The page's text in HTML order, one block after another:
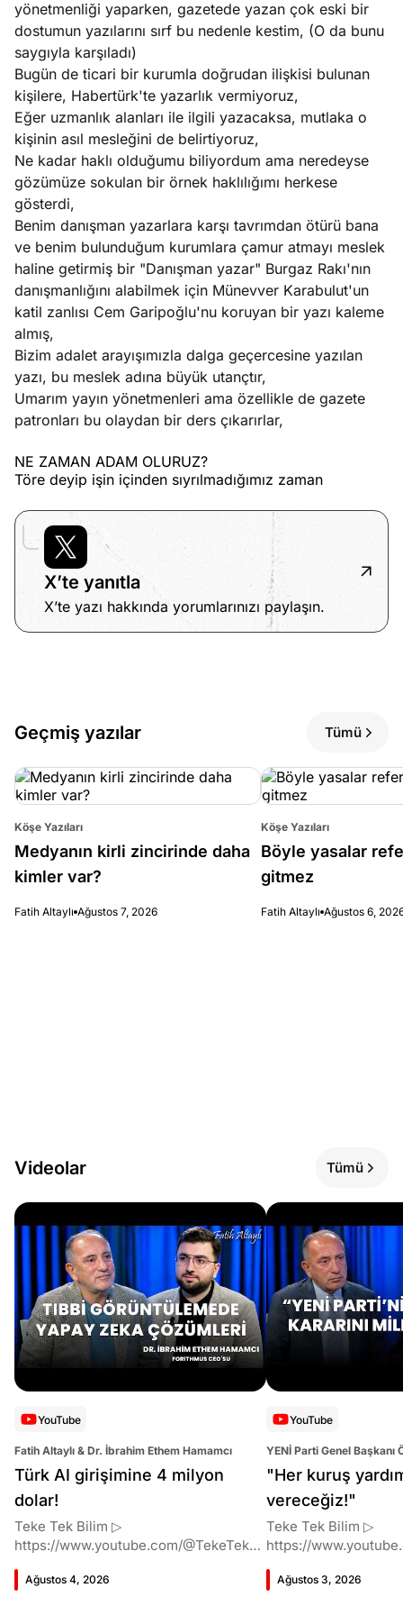
yönetmenliği yaparken, gazetede yazan çok eski bir
dostumun yazılarını sırf bu nedenle kestim, (O da bunu
saygıyla karşıladı)
Bugün de ticari bir kurumla doğrudan ilişkisi bulunan
kişilere, Habertürk'te yazarlık vermiyoruz,
Eğer uzmanlık alanları ile ilgili yazacaksa, mutlaka o
kişinin asıl mesleğini de belirtiyoruz,
Ne kadar haklı olduğumu biliyordum ama neredeyse
gözümüze sokulan bir örnek haklılığımı herkese
gösterdi,
Benim danışman yazarlara karşı tavrımdan ötürü bana
ve benim bulunduğum kurumlara çamur atmayı meslek
haline getirmiş bir "Danışman yazar" Burgaz Rakı'nın
danışmanlığını alabilmek için Münevver Karabulut'un
katil zanlısı Cem Garipoğlu'nu koruyan bir yazı kaleme
almış,
Bizim adalet arayışımızla dalga geçercesine yazılan
yazı, bu meslek adına büyük utançtır,
Umarım yayın yönetmenleri ama özellikle de gazete
patronları bu olaydan bir ders çıkarırlar,
NE ZAMAN ADAM OLURUZ?
Töre deyip işin içinden sıyrılmadığımız zaman
X’te yanıtla
X’te yazı hakkında yorumlarınızı paylaşın.
Geçmiş yazılar Tümü
Köşe Yazıları
Medyanın kirli zincirinde daha
kimler var?
Fatih Altaylı Ağustos 7, 2026
Köşe Yazıları
Böyle yasalar
gitmez
Fatih Altaylı Ağustos 6,
Videolar Tümü
YouTube
Fatih Altaylı & Dr. İbrahim Ethem Hamamcı
Türk AI girişimine 4 milyon
dolar!
Teke Tek Bilim ▷
https://www.youtube.com/@TekeTekBil
Hamamcı kimdir ve akademik
Ağustos 4, 2026
YouTube
YENİ Parti Genel Başkanı
Altaylı
"Her kuruş
vereceğiz!"
Teke Tek Bilim ▷
https://
Butlan kararı kimin
Ağustos 3, 2026